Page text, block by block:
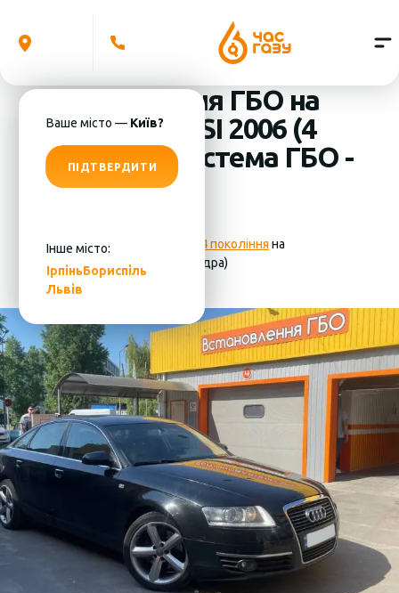
Ваше місто — Київ?
ПІДТВЕРДИТИ
Інше місто:
ІрпіньБориспіль
Львів
Встановлення ГБО на
Audi A6 2.0 TSI 2006 (4
циліндра) система ГБО -
MRC
Фотографії установки ГБО 4 покоління на
Audi A6 2.0 TSI 2006 (4 циліндра)